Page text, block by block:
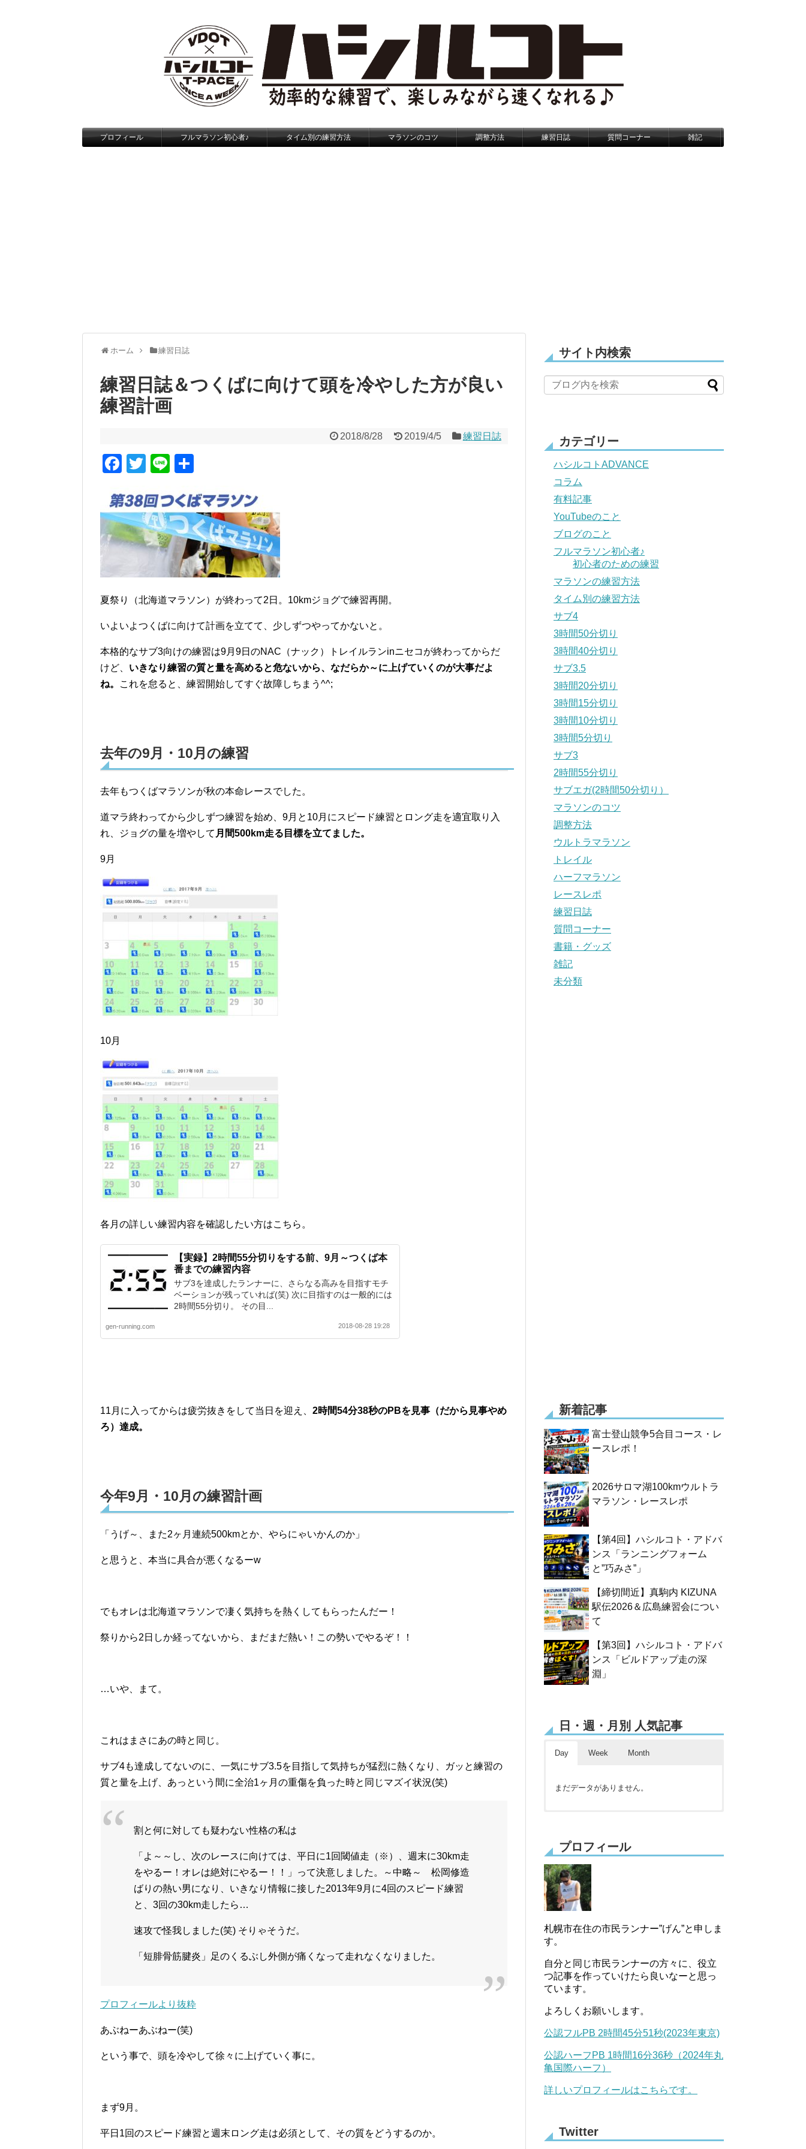
プロフィール フルマラソン初心者♪ タイム別の練習方法 マラソンのコツ 調整方法 練習日誌 質問コーナー 雑記
ホーム 練習日誌
練習日誌＆つくばに向けて頭を冷やした方が良い
練習計画
2018/8/28 2019/4/5 練習日誌
F
c
e
b
o
k
T
tt
er
Li
e
夏祭り（北海道マラソン）が終わって2日。10kmジョグで練習再開。
いよいよつくばに向けて計画を立てて、少しずつやってかないと。
本格的なサブ3向けの練習は9月9日のNAC（ナック）トレイルランinニセコが終わってからだ
けど、 いきなり練習の質と量を高めると危ないから、なだらか～に上げていくのが大事だよ
ね。
これを怠ると、練習開始してすぐ故障しちまう^^;
去年の9月・10月の練習
去年もつくばマラソンが秋の本命レースでした。
道マラ終わってから少しずつ練習を始め、9月と10月にスピード練習とロング走を適宜取り入
れ、ジョグの量を増やして 月間500km走る目標を立てました。
9月
10月
各月の詳しい練習内容を確認したい方はこちら。
【実録】2時間55分切りをする前、9月～つくば本
番までの練習内容
サブ3を達成したランナーに、さらなる高みを目指すモチ
ベーションが残っていれば(笑) 次に目指すのは一般的には
2時間55分切り。 その目...
gen-running.com 2018-08-28 19:28
11月に入ってからは疲労抜きをして当日を迎え、 2時間54分38秒のPBを見事（だから見事やめ
ろ）達成。
今年9月・10月の練習計画
「うげ～、また2ヶ月連続500kmとか、やらにゃいかんのか」
と思うと、本当に具合が悪くなるーw
でもオレは北海道マラソンで凄く気持ちを熱くしてもらったんだー！
祭りから2日しか経ってないから、まだまだ熱い！この勢いでやるぞ！！
…いや、まて。
これはまさにあの時と同じ。
サブ4も達成してないのに、一気にサブ3.5を目指して気持ちが猛烈に熱くなり、ガッと練習の
質と量を上げ、あっという間に全治1ヶ月の重傷を負った時と同じマズイ状況(笑)
割と何に対しても疑わない性格の私は
「よ～～し、次のレースに向けては、平日に1回閾値走（※）、週末に30km走
をやるー！オレは絶対にやるー！！」って決意しました。～中略～ 松岡修造
ばりの熱い男になり、いきなり情報に接した2013年9月に4回のスピード練習
と、3回の30km走したら…
速攻で怪我しました(笑) そりゃそうだ。
「短腓骨筋腱炎」足のくるぶし外側が痛くなって走れなくなりました。
プロフィールより抜粋
あぶねーあぶねー(笑)
という事で、頭を冷やして徐々に上げていく事に。
まず9月。
平日1回のスピード練習と週末ロング走は必須として、その質をどうするのか。
サイト内検索
カテゴリー
ハシルコトADVANCE
コラム
有料記事
YouTubeのこと
ブログのこと
フルマラソン初心者♪
初心者のための練習
マラソンの練習方法
タイム別の練習方法
サブ4
3時間50分切り
3時間40分切り
サブ3.5
3時間20分切り
3時間15分切り
3時間10分切り
3時間5分切り
サブ3
2時間55分切り
サブエガ(2時間50分切り）
マラソンのコツ
調整方法
ウルトラマラソン
トレイル
ハーフマラソン
レースレポ
練習日誌
質問コーナー
書籍・グッズ
雑記
未分類
新着記事
富士登山競争5合目コース・レ
ースレポ！
2026サロマ湖100kmウルトラ
マラソン・レースレポ
【第4回】ハシルコト・アドバ
ンス「ランニングフォーム
と”巧みさ”」
【締切間近】真駒内 KIZUNA
駅伝2026＆広島練習会につい
て
【第3回】ハシルコト・アドバ
ンス「ビルドアップ走の深
淵」
日・週・月別 人気記事
Day Week Month
まだデータがありません。
プロフィール
札幌市在住の市民ランナー”げん”と申しま
す。
自分と同じ市民ランナーの方々に、役立
つ記事を作っていけたら良いなーと思っ
ています。
よろしくお願いします。
公認フルPB 2時間45分51秒(2023年東京)
公認ハーフPB 1時間16分36秒（2024年丸
亀国際ハーフ）
詳しいプロフィールはこちらです。
Twitter